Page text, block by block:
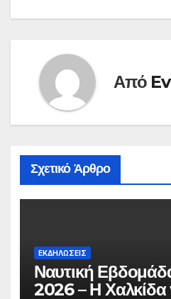
Από
Σχετικό Άρθρο
ΕΚΔΗΛΩΣΕΙΣ
Ναυτική
2026 – Η Χαλκίδα